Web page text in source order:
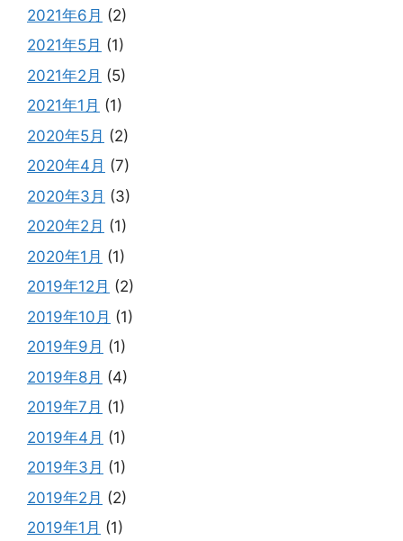
2021年6月 (2)
2021年5月 (1)
2021年2月 (5)
2021年1月 (1)
2020年5月 (2)
2020年4月 (7)
2020年3月 (3)
2020年2月 (1)
2020年1月 (1)
2019年12月 (2)
2019年10月 (1)
2019年9月 (1)
2019年8月 (4)
2019年7月 (1)
2019年4月 (1)
2019年3月 (1)
2019年2月 (2)
2019年1月 (1)